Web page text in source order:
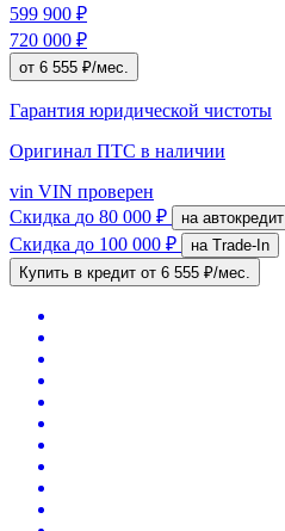
599 900 ₽
720 000 ₽
от 6 555 ₽/мес.
Гарантия юридической чистоты
Оригинал ПТС в наличии
vin VIN проверен
Скидка до 80 000 ₽ на автокредит
Скидка до 100 000 ₽
на Trade-In
Купить в кредит от 6 555 ₽/мес.